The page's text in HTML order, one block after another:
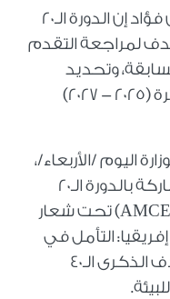
قالت وزيرة البيئة الدكتورة ياسمين فؤاد إن الدورة الـ20
لمراجعة التقدم
وتحديد
الأولويات البيئية لإفريقيا خلال الفترة (2025 - 2027)
اليوم /الأربعاء/،
إلى العاصمة الكينية نيروبي؛ للمشاركة بالدورة الـ20
للمؤتمر الوزاري الإفريقي للبيئة (AMCEN) تحت شعار
التأمل في
الماضي وتخيل المستقبل"، ويُصادف الذكرى الـ40